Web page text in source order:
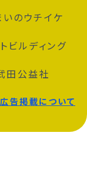
広告掲載について